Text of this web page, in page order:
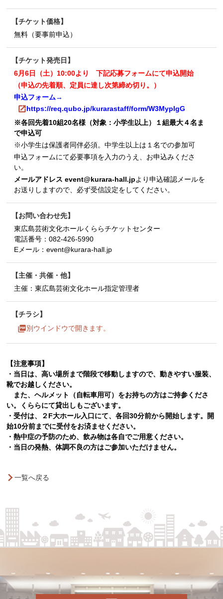
チケット価格
無料（要事前申込）
チケット発売日
6月6日（土）10:00より 下記応募フォームにて申込開始
（申込の先着順、定員に達し次第締め切り。）
申込フォーム→
https://req.qubo.jp/kurarastaff/form/W3MyplgG
※各回先着10組20名様（対象：小学生以上）１組最大４名ま
で申込可
※小学生は保護者同伴必須。中学生以上は１名での参加可
申込フォームにて必要事項を入力のうえ、お申込みくださ
い。
メールアドレス event@kurara-hall.jpより申込確認メールを
お送りしますので、必ず受信設定をしてください。
お問い合わせ先
東広島芸術文化ホールくららチケットセンター
電話番号：082-426-5990
Eメール：event@kurara-hall.jp
主催・共催・他
主催：東広島芸術文化ホール指定管理者
チラシ
別ウインドウで開きます。
【注意事項】
・当日は、高い場所まで階段で移動しますので、動きやすい服装、
靴でお越しください。
また、ヘルメット（自転車用可）をお持ちの方はご持参くださ
い。くららにて貸出しもございます。
・受付は、２F大ホール入口にて、各回30分前から開始します。開
始10分前までに受付をお済ませください。
・熱中症の予防のため、飲み物は各自でご用意ください。
・当日の発熱、体調不良の方はご参加いただけません。
一覧へ戻る